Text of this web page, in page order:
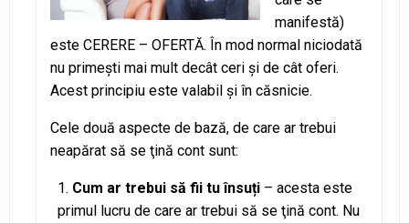
manifestă)
este CERERE – OFERTĂ. În mod normal niciodată
nu primeşti mai mult decât ceri şi de cât oferi.
Acest principiu este valabil şi în căsnicie.
Cele două aspecte de bază, de care ar trebui
neapărat să se ţină cont sunt:
Cum ar trebui să fii tu însuți – acesta este
primul lucru de care ar trebui să se ţină cont. Nu